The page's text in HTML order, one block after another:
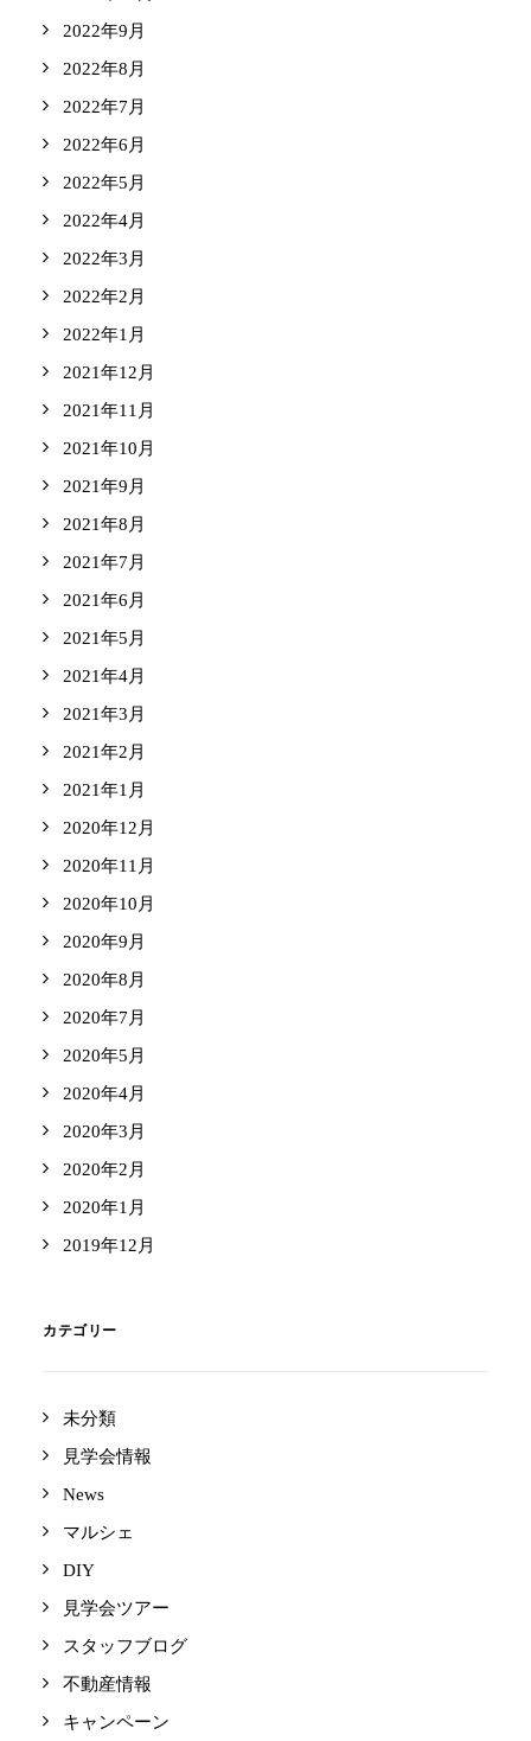
2022年9月
2022年8月
2022年7月
2022年6月
2022年5月
2022年4月
2022年3月
2022年2月
2022年1月
2021年12月
2021年11月
2021年10月
2021年9月
2021年8月
2021年7月
2021年6月
2021年5月
2021年4月
2021年3月
2021年2月
2021年1月
2020年12月
2020年11月
2020年10月
2020年9月
2020年8月
2020年7月
2020年5月
2020年4月
2020年3月
2020年2月
2020年1月
2019年12月
カテゴリー
未分類
見学会情報
News
マルシェ
DIY
見学会ツアー
スタッフブログ
不動産情報
キャンペーン